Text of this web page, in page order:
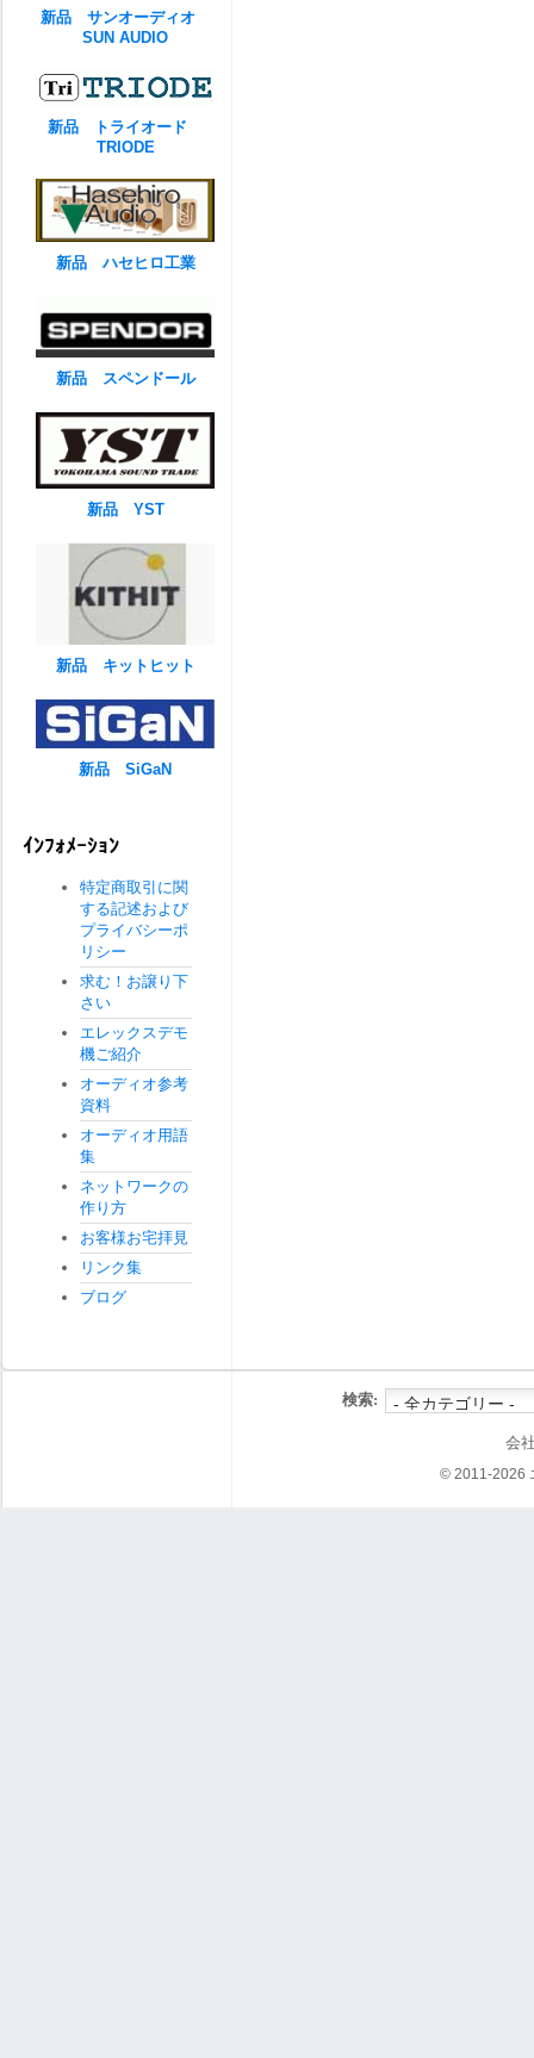
新品 サンオーディオ
SUN AUDIO
新品 トライオード
TRIODE
新品 ハセヒロ工業
新品 スペンドール
新品 YST
新品 キットヒット
新品 SiGaN
ｲﾝﾌｫﾒｰｼｮﾝ
特定商取引に関
する記述および
プライバシーポ
リシー
求む！お譲り下
さい
エレックスデモ
機ご紹介
オーディオ参考
資料
オーディオ用語
集
ネットワークの
作り方
お客様お宅拝見
リンク集
ブログ
検索:
会
© 2011-2026